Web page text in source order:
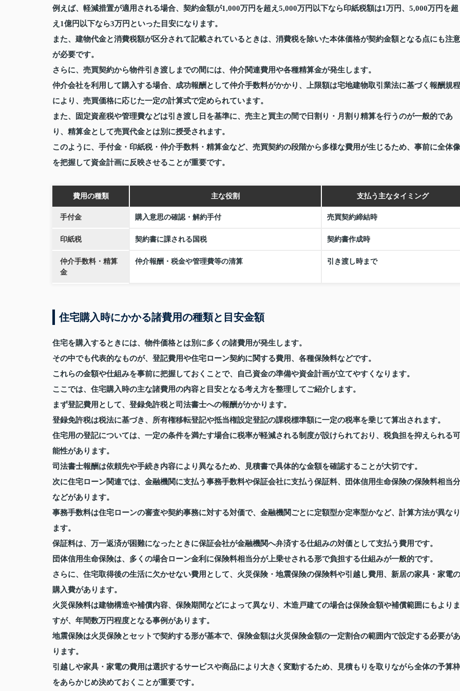
例えば、軽減措置が適用される場合、契約金額が1,000万円を超え5,000万円以下なら印紙税額は1万円、5,000万円を超
え1億円以下なら3万円といった目安になります。
また、建物代金と消費税額が区分されて記載されているときは、消費税を除いた本体価格が契約金額となる点にも注意
が必要です。
さらに、売買契約から物件引き渡しまでの間には、仲介関連費用や各種精算金が発生します。
仲介会社を利用して購入する場合、成功報酬として仲介手数料がかかり、上限額は宅地建物取引業法に基づく報酬規程
により、売買価格に応じた一定の計算式で定められています。
また、固定資産税や管理費などは引き渡し日を基準に、売主と買主の間で日割り・月割り精算を行うのが一般的であ
り、精算金として売買代金とは別に授受されます。
このように、手付金・印紙税・仲介手数料・精算金など、売買契約の段階から多様な費用が生じるため、事前に全体像
を把握して資金計画に反映させることが重要です。
費用の種類 主な役割 支払う主なタイミング
手付金 購入意思の確認・解約手付 売買契約締結時
印紙税 契約書に課される国税 契約書作成時
仲介手数料・精算
金
仲介報酬・税金や管理費等の清算 引き渡し時まで
住宅購入時にかかる諸費用の種類と目安金額
住宅を購入するときには、物件価格とは別に多くの諸費用が発生します。
その中でも代表的なものが、登記費用や住宅ローン契約に関する費用、各種保険料などです。
これらの金額や仕組みを事前に把握しておくことで、自己資金の準備や資金計画が立てやすくなります。
ここでは、住宅購入時の主な諸費用の内容と目安となる考え方を整理してご紹介します。
まず登記費用として、登録免許税と司法書士への報酬がかかります。
登録免許税は税法に基づき、所有権移転登記や抵当権設定登記の課税標準額に一定の税率を乗じて算出されます。
住宅用の登記については、一定の条件を満たす場合に税率が軽減される制度が設けられており、税負担を抑えられる可
能性があります。
司法書士報酬は依頼先や手続き内容により異なるため、見積書で具体的な金額を確認することが大切です。
次に住宅ローン関連では、金融機関に支払う事務手数料や保証会社に支払う保証料、団体信用生命保険の保険料相当分
などがあります。
事務手数料は住宅ローンの審査や契約事務に対する対価で、金融機関ごとに定額型か定率型かなど、計算方法が異なり
ます。
保証料は、万一返済が困難になったときに保証会社が金融機関へ弁済する仕組みの対価として支払う費用です。
団体信用生命保険は、多くの場合ローン金利に保険料相当分が上乗せされる形で負担する仕組みが一般的です。
さらに、住宅取得後の生活に欠かせない費用として、火災保険・地震保険の保険料や引越し費用、新居の家具・家電の
購入費があります。
火災保険料は建物構造や補償内容、保険期間などによって異なり、木造戸建ての場合は保険金額や補償範囲にもよりま
すが、年間数万円程度となる事例があります。
地震保険は火災保険とセットで契約する形が基本で、保険金額は火災保険金額の一定割合の範囲内で設定する必要があ
ります。
引越しや家具・家電の費用は選択するサービスや商品により大きく変動するため、見積もりを取りながら全体の予算枠
をあらかじめ決めておくことが重要です。